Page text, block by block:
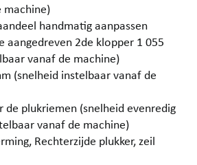
machine)
handmatig aanpassen
aangedreven 2de klopper 1 055
vanaf de machine)
(snelheid instelbaar vanaf de
de plukriemen (snelheid evenredig
vanaf de machine)
Rechterzijde plukker, zeil